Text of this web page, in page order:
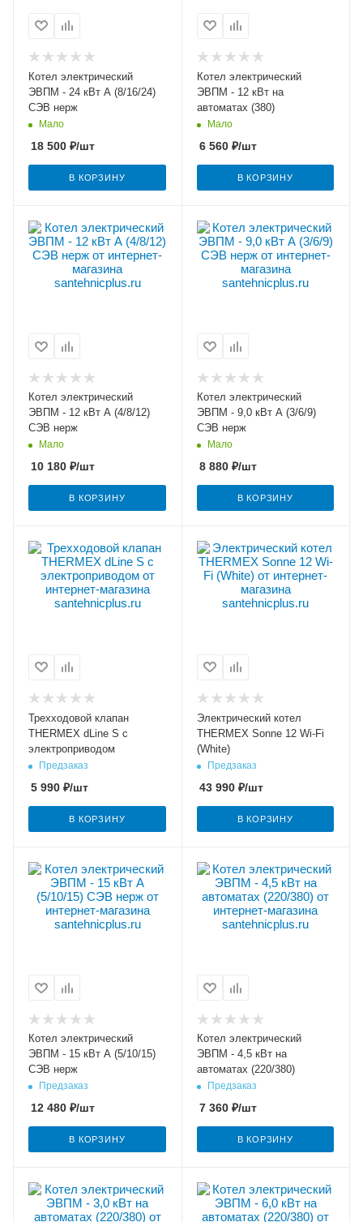
Котел электрический
ЭВПМ - 24 кВт А (8/16/24)
СЭВ нерж
Мало
18 500 ₽/шт
В КОРЗИНУ
Котел электрический
ЭВПМ - 12 кВт на
автоматах (380)
Мало
6 560₽/шт
В КОРЗИНУ
Котел электрический
ЭВПМ - 12 кВт А (4/8/12)
СЭВ нерж
Мало
10 180 ₽/шт
В КОРЗИНУ
Котел электрический
ЭВПМ - 9,0 кВт А (3/6/9)
СЭВ нерж
Мало
8 880₽/шт
В КОРЗИНУ
Трехходовой клапан
THERMEX dLine S с
электроприводом
Предзаказ
5 990 ₽/шт
В КОРЗИНУ
Электрический котел
THERMEX Sonne 12 Wi-Fi
(White)
Предзаказ
43 990₽/шт
В КОРЗИНУ
Котел электрический
ЭВПМ - 15 кВт А (5/10/15)
СЭВ нерж
Предзаказ
12 480 ₽/шт
В КОРЗИНУ
Котел электрический
ЭВПМ - 4,5 кВт на
автоматах (220/380)
Предзаказ
7 360₽/шт
В КОРЗИНУ